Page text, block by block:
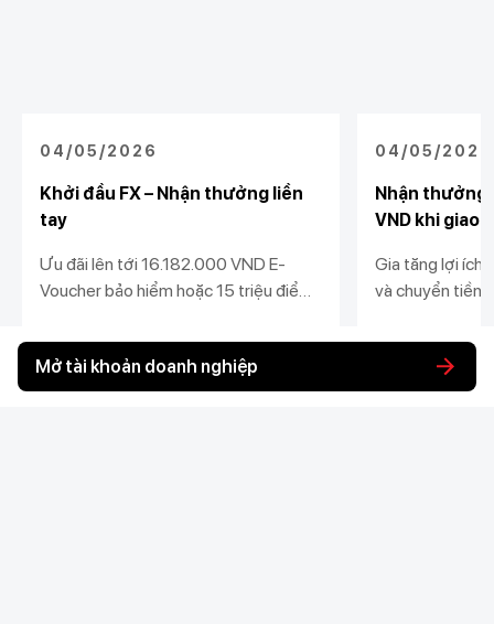
Mở tài khoản doanh nghiệp
04/05/2026
Khởi đầu FX – Nhận thưởng liền
tay
Ưu đãi lên tới 16.182.000 VND E-
Voucher bảo hiểm hoặc 15 triệu điểm
nghiệp mới hoặc quay lại mua, bán
ngoại tệ tại Techcombank
04/05/2026
Nhận
VND khi giao
Gia tăng lợi ích
và chuyển tiền
từ 04/05/2026
Xem chi tiết